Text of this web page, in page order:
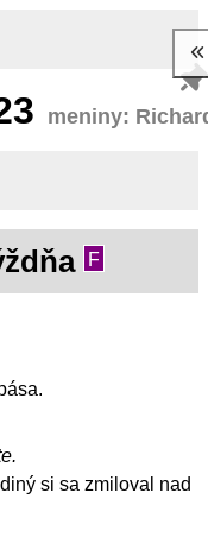
meniny:
F
si sa zmiloval nad